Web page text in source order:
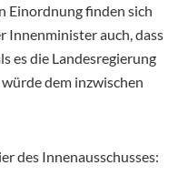
Einordnung finden sich
Innenminister auch, dass
es die Landesregierung
dem inzwischen
des Innenausschusses: